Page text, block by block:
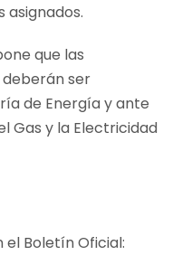
asignados.
que las
ser
de Energía y ante
Gas y la Electricidad
Boletín Oficial: